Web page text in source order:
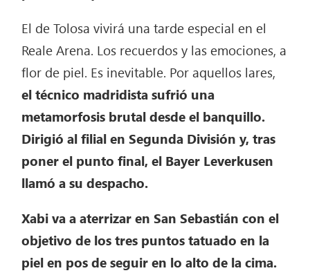
El de Tolosa vivirá una tarde especial en el
Reale Arena. Los recuerdos y las emociones, a
flor de piel. Es inevitable. Por aquellos lares,
el técnico madridista sufrió una
metamorfosis brutal desde el banquillo.
Dirigió al filial en Segunda División y, tras
poner el punto final, el Bayer Leverkusen
llamó a su despacho.
Xabi va a aterrizar en San Sebastián con el
objetivo de los tres puntos tatuado en la
piel en pos de seguir en lo alto de la cima.